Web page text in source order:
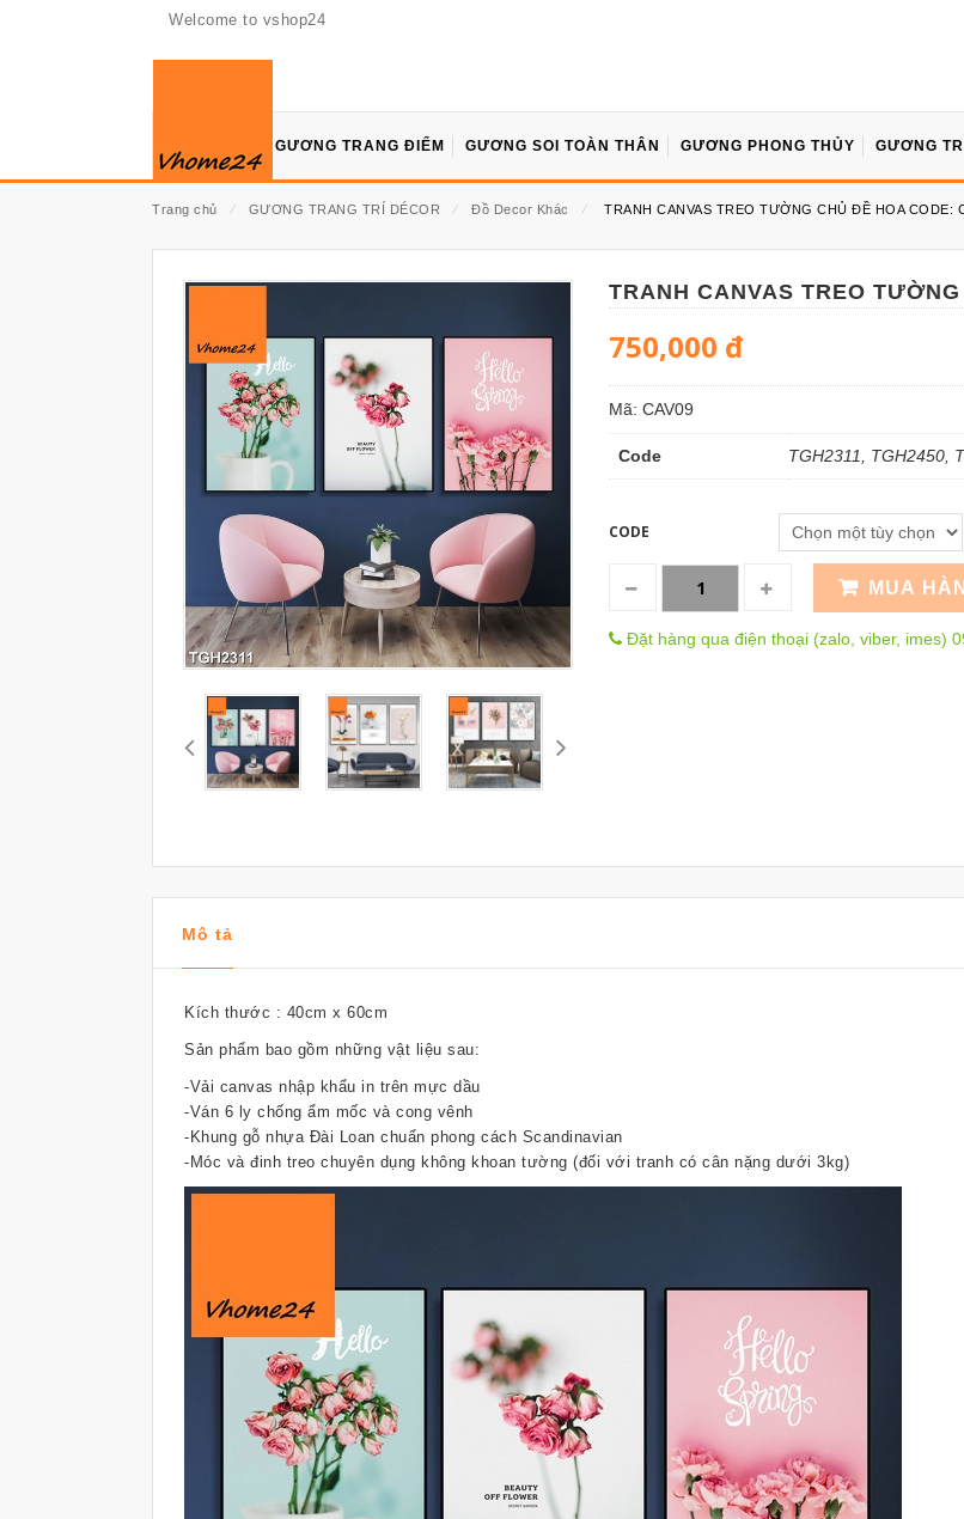
Welcome to vshop24
GƯƠNG TRANG ĐIỂM GƯƠNG SOI TOÀN THÂN GƯƠNG PHONG THỦY GƯƠNG
Trang chủ ⁄ GƯƠNG TRANG TRÍ DÉCOR ⁄ Đồ Decor Khác ⁄ TRANH CANVAS TREO TƯỜNG CHỦ ĐỀ HOA CODE:
TRANH CANVAS TREO
750,000 đ
Mã: CAV09
Code TGH2311, TGH2450,
CODE
MUA
Đặt hàng qua điện thoại (zalo, viber, imes)
Mô tả
Kích thước : 40cm x 60cm
Sản phẩm bao gồm những vật liệu sau:
-Vải canvas nhập khẩu in trên mực dầu
-Ván 6 ly chống ẩm mốc và cong vênh
-Khung gỗ nhựa Đài Loan chuẩn phong cách Scandinavian
-Móc và đinh treo chuyên dụng không khoan tường (đối với tranh có cân nặng dưới 3kg)